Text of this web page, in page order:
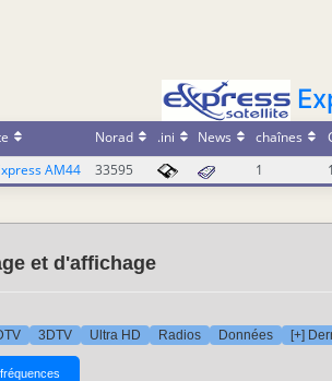
Norad .ini News chaînes
AM44 33595 1 1
et d'affichage
3DTV Ultra HD Radios Données [+]